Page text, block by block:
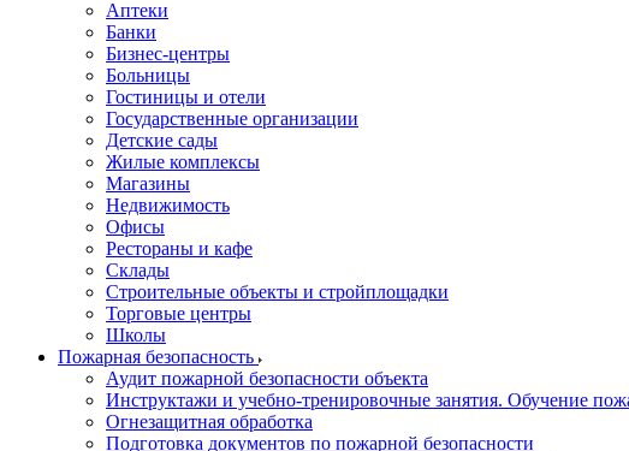
Аптеки
Банки
Бизнес-центры
Больницы
Гостиницы и отели
Государственные организации
Детские сады
Жилые комплексы
Магазины
Недвижимость
Офисы
Рестораны и кафе
Склады
Строительные объекты и стройплощадки
Торговые центры
Школы
Пожарная безопасность
Аудит пожарной безопасности объекта
Инструктажи и учебно-тренировочные занятия. Обучение
Огнезащитная обработка
Подготовка документов по пожарной безопасности